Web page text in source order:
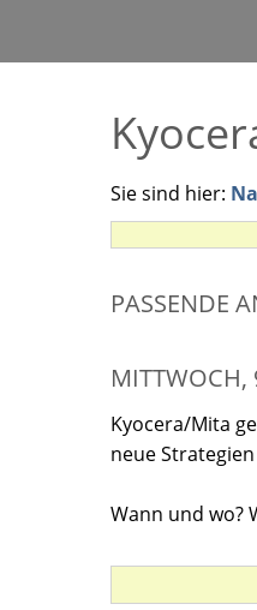
Sie sind hier:
PASSENDE
MITTWOCH,
Kyocera/Mita
neue
Wann und wo?